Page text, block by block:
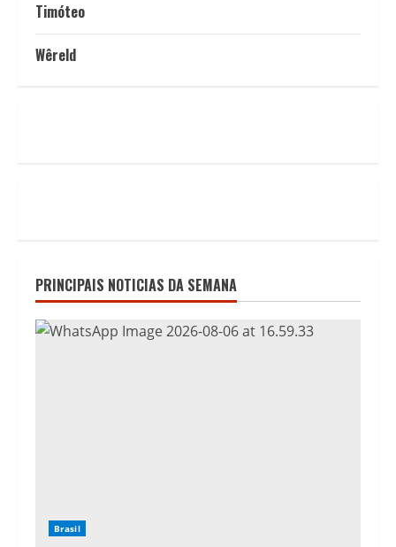
Timóteo
Wêreld
PRINCIPAIS NOTICIAS DA SEMANA
Brasil